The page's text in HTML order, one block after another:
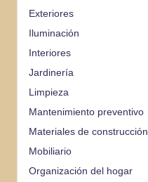
Exteriores
Iluminación
Interiores
Jardinería
Limpieza
Mantenimiento preventivo
Materiales de construcción
Mobiliario
Organización del hogar